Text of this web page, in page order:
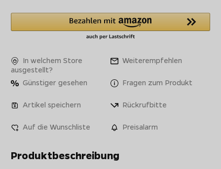
In welchem Store
ausgestellt?
Weiterempfehlen
Günstiger gesehen Fragen zum Produkt
Artikel speichern Rückrufbitte
Auf die Wunschliste Preisalarm
Produktbeschreibung